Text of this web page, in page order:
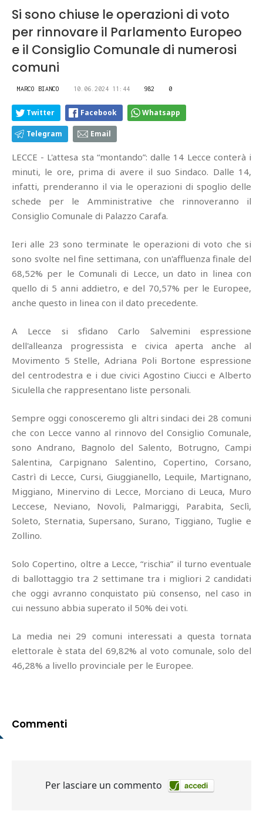
Si sono chiuse le operazioni di voto
per rinnovare il Parlamento Europeo
e il Consiglio Comunale di numerosi
comuni
MARCO BIANCO 10.06.2024 11:44 982 0
Twitter Facebook Whatsapp
Telegram Email
LECCE - L'attesa sta “montando”: dalle 14 Lecce conterà i
minuti, le ore, prima di avere il suo Sindaco. Dalle 14,
infatti, prenderanno il via le operazioni di spoglio delle
schede per le Amministrative che rinnoveranno il
Consiglio Comunale di Palazzo Carafa.
Ieri alle 23 sono terminate le operazioni di voto che si
sono svolte nel fine settimana, con un'affluenza finale del
68,52% per le Comunali di Lecce, un dato in linea con
quello di 5 anni addietro, e del 70,57% per le Europee,
anche questo in linea con il dato precedente.
A Lecce si sfidano Carlo Salvemini espressione
dell'alleanza progressista e civica aperta anche al
Movimento 5 Stelle, Adriana Poli Bortone espressione
del centrodestra e i due civici Agostino Ciucci e Alberto
Siculella che rappresentano liste personali.
Sempre oggi conosceremo gli altri sindaci dei 28 comuni
che con Lecce vanno al rinnovo del Consiglio Comunale,
sono Andrano, Bagnolo del Salento, Botrugno, Campi
Salentina, Carpignano Salentino, Copertino, Corsano,
Castrì di Lecce, Cursi, Giuggianello, Lequile, Martignano,
Miggiano, Minervino di Lecce, Morciano di Leuca, Muro
Leccese, Neviano, Novoli, Palmariggi, Parabita, Seclì,
Soleto, Sternatia, Supersano, Surano, Tiggiano, Tuglie e
Zollino.
Solo Copertino, oltre a Lecce, “rischia” il turno eventuale
di ballottaggio tra 2 settimane tra i migliori 2 candidati
che oggi avranno conquistato più consenso, nel caso in
cui nessuno abbia superato il 50% dei voti.
La media nei 29 comuni interessati a questa tornata
elettorale è stata del 69,82% al voto comunale, solo del
46,28% a livello provinciale per le Europee.
Commenti